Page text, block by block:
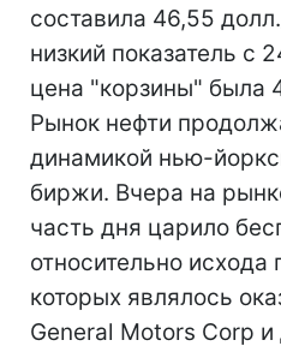
составила 46,55
низкий показатель с
цена "корзины" была
Рынок нефти
динамикой нью-
биржи. Вчера на
часть дня царило
относительно
которых являлось
General Motors Corp